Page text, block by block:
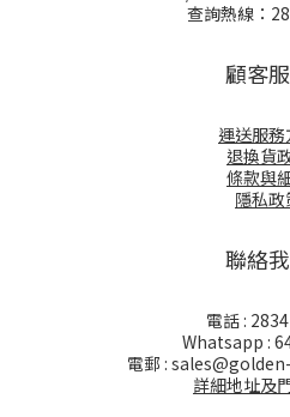
查詢熱線：
顧客
運送服務
退換貨
條款與
隱私政
聯絡
電話 :
Whatsapp :
電郵 :
詳細地址及